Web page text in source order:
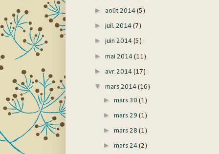
► août 2014 (5)
► juil. 2014 (7)
► juin 2014 (5)
► mai 2014 (11)
► avr. 2014 (17)
▼ mars 2014 (16)
► mars 30 (1)
► mars 29 (1)
► mars 28 (1)
► mars 24 (2)